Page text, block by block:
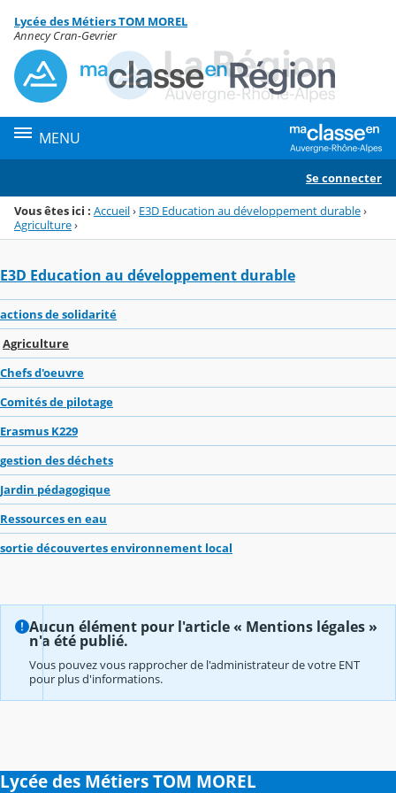
Menu de la rubrique
Contenu
Lycée des Métiers TOM MOREL
Annecy Cran-Gevrier
MENU
Se connecter
Vous êtes ici : Accueil› E3D Education au développement durable›
Agriculture›
E3D Education au développement durable
actions de solidarité
Agriculture
Chefs d'oeuvre
Comités de pilotage
Erasmus K229
gestion des déchets
Jardin pédagogique
Ressources en eau
sortie découvertes environnement local
Aucun élément pour l'article « Mentions légales »
n'a été publié.
Vous pouvez vous rapprocher de l'administrateur de votre ENT
pour plus d'informations.
Lycée des Métiers TOM MOREL